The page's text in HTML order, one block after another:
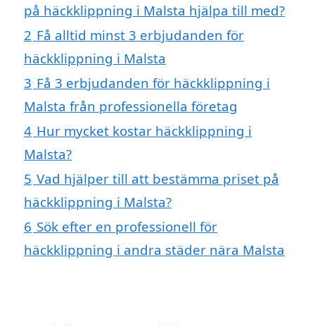
på häckklippning i Malsta hjälpa till med?
2 Få alltid minst 3 erbjudanden för
häckklippning i Malsta
3 Få 3 erbjudanden för häckklippning i
Malsta från professionella företag
4 Hur mycket kostar häckklippning i
Malsta?
5 Vad hjälper till att bestämma priset på
häckklippning i Malsta?
6 Sök efter en professionell för
häckklippning i andra städer nära Malsta